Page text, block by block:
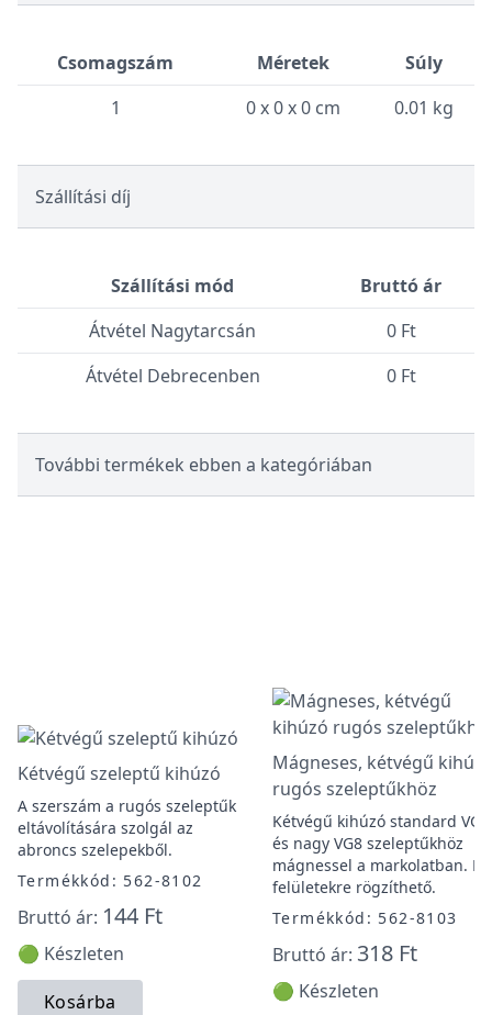
Csomagszám Méretek
Súly
1
0 x 0 x 0 cm 0.01 kg
Szállítási díj
Szállítási mód
Bruttó ár
Átvétel Nagytarcsán
0 Ft
Átvétel Debrecenben
0 Ft
További termékek ebben a kategóriában
Kétvégű szeleptű kihúzó
A szerszám a rugós szeleptűk
eltávolítására szolgál az
abroncs szelepekből.
Termékkód: 562-8102
Bruttó ár: 144 Ft
🟢 Készleten
Kosárba
Mágneses, kétvégű
rugós szeleptűkhöz
Kétvégű kihúzó standard VG5
és nagy VG8 szeleptűkhöz
mágnessel a markolatban.
felületekre rögzíthető.
Termékkód: 562-8103
Bruttó ár: 318 Ft
🟢 Készleten